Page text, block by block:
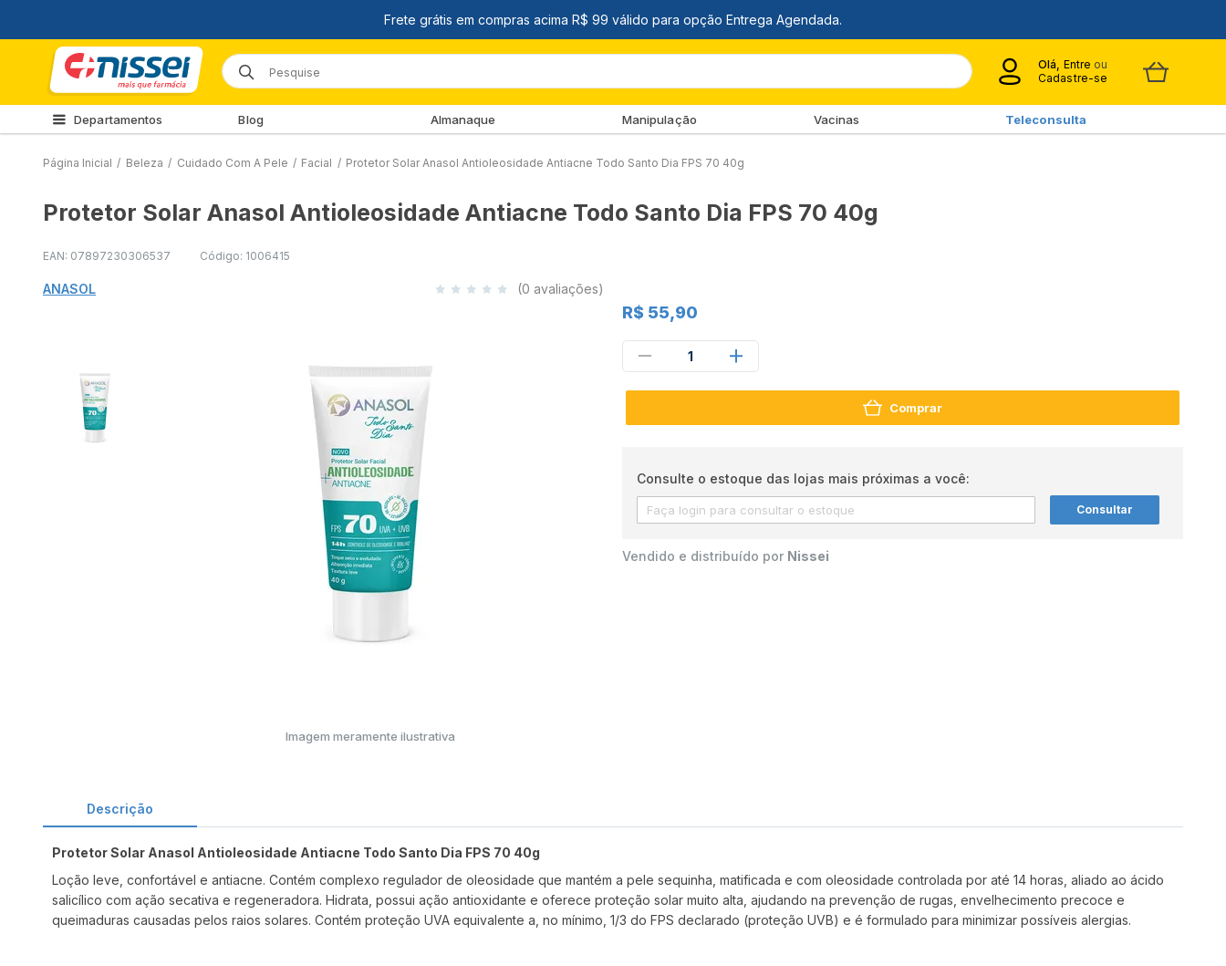
Olá, Entre ou
Cadastre-se
Departamentos Blog Almanaque Manipulação Vacinas Teleconsulta
Página Inicial / Beleza / Cuidado Com A Pele / Facial / Protetor Solar Anasol Antioleosidade Antiacne Todo Santo Dia FPS 70 40g
Protetor Solar Anasol Antioleosidade Antiacne Todo Santo Dia FPS 70 40g
EAN: 07897230306537 Código: 1006415
ANASOL (0 avaliações)
Imagem meramente ilustrativa
R$ 55,90
1
Comprar
Consulte o estoque das lojas mais próximas a você:
Consultar
Vendido e distribuído por Nissei
Descrição
Protetor Solar Anasol Antioleosidade Antiacne Todo Santo Dia FPS 70 40g
Loção leve, confortável e antiacne. Contém complexo regulador de oleosidade que mantém a pele sequinha, matificada e com oleosidade controlada por até 14 horas, aliado ao ácido
salicílico com ação secativa e regeneradora. Hidrata, possui ação antioxidante e oferece proteção solar muito alta, ajudando na prevenção de rugas, envelhecimento precoce e
queimaduras causadas pelos raios solares. Contém proteção UVA equivalente a, no mínimo, 1/3 do FPS declarado (proteção UVB) e é formulado para minimizar possíveis alergias.